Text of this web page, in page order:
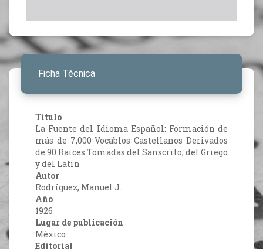
Ficha Técnica
Título
La Fuente del Idioma Español: Formación de
más de 7,000 Vocablos Castellanos Derivados
de 90 Raices Tomadas del Sanscrito, del Griego
y del Latin
Autor
Rodríguez, Manuel J.
Año
1926
Lugar de publicación
México
Editorial